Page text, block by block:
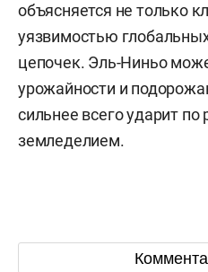
объясняется не только
уязвимостью
цепочек. Эль-Ниньо
урожайности и
сильнее всего ударит
земледелием.